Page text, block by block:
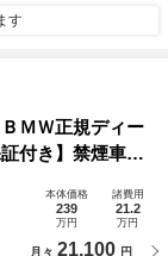
す
Ｗ正規ディー
付き】禁煙車／
トランク／スラ
ドトリム／ＣＤ
本体価格
239
万円
諸費用
21.2
万円
月々 21,100 円